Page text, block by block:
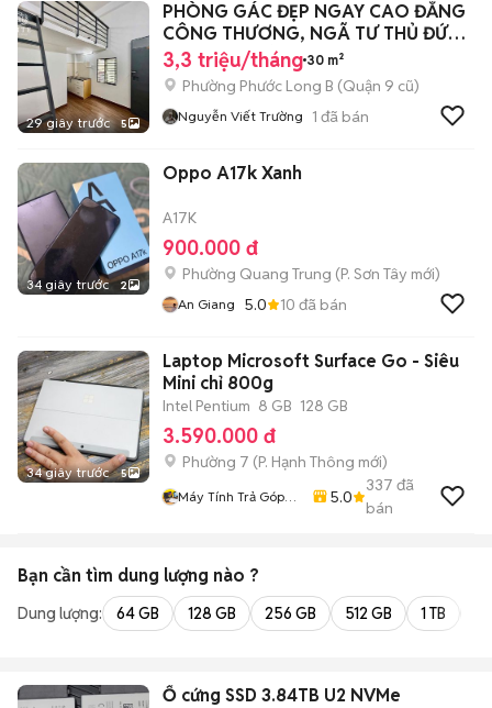
29 giây trước 5
PHÒNG GÁC ĐẸP NGAY CAO ĐẲNG
CÔNG THƯƠNG, NGÃ TƯ THỦ ĐỨC,
VINCOM QUẬN 9
3,3 triệu/tháng 30 m²
Phường Phước Long B (Quận 9 cũ)
Nguyễn Viết Trường 1 đã bán
34 giây trước 2
Oppo A17k Xanh
A17K
900.000 đ
Phường Quang Trung (P. Sơn Tây mới)
An Giang 5.0 10 đã bán
34 giây trước 5
Laptop Microsoft Surface Go - Siêu
Mini chỉ 800g
Intel Pentium 8 GB 128 GB
3.590.000 đ
Phường 7 (P. Hạnh Thông mới)
Máy Tính Trả Góp
5.0
337 đã
bán
Bạn cần tìm dung lượng nào ?
Dung lượng: 64 GB 128 GB 256 GB 512 GB 1 TB
Ổ cứng SSD 3.84TB U2 NVMe